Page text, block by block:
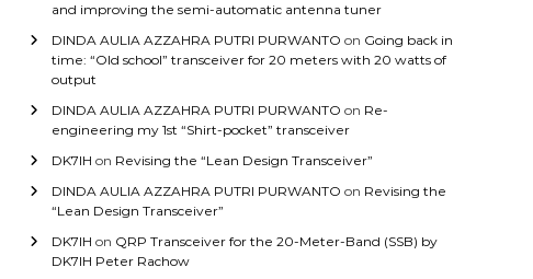
and improving the semi-automatic antenna tuner
DINDA AULIA AZZAHRA PUTRI PURWANTO on Going back in
time: “Old school” transceiver for 20 meters with 20 watts of
output
DINDA AULIA AZZAHRA PUTRI PURWANTO on Re-
engineering my 1st “Shirt-pocket” transceiver
DK7IH on Revising the “Lean Design Transceiver”
DINDA AULIA AZZAHRA PUTRI PURWANTO on Revising the
“Lean Design Transceiver”
DK7IH on QRP Transceiver for the 20-Meter-Band (SSB) by
DK7IH Peter Rachow